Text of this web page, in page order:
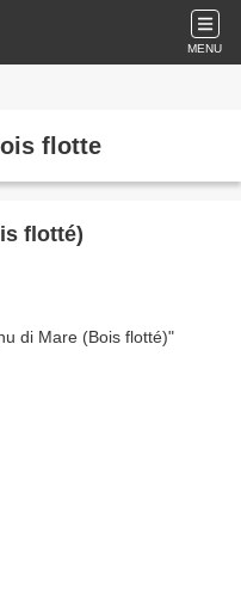
MENU
flotte
flotté)